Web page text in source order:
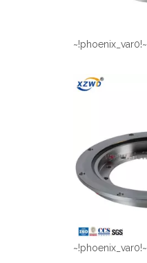
~!phoenix_var0!~
~!phoenix_var0!~